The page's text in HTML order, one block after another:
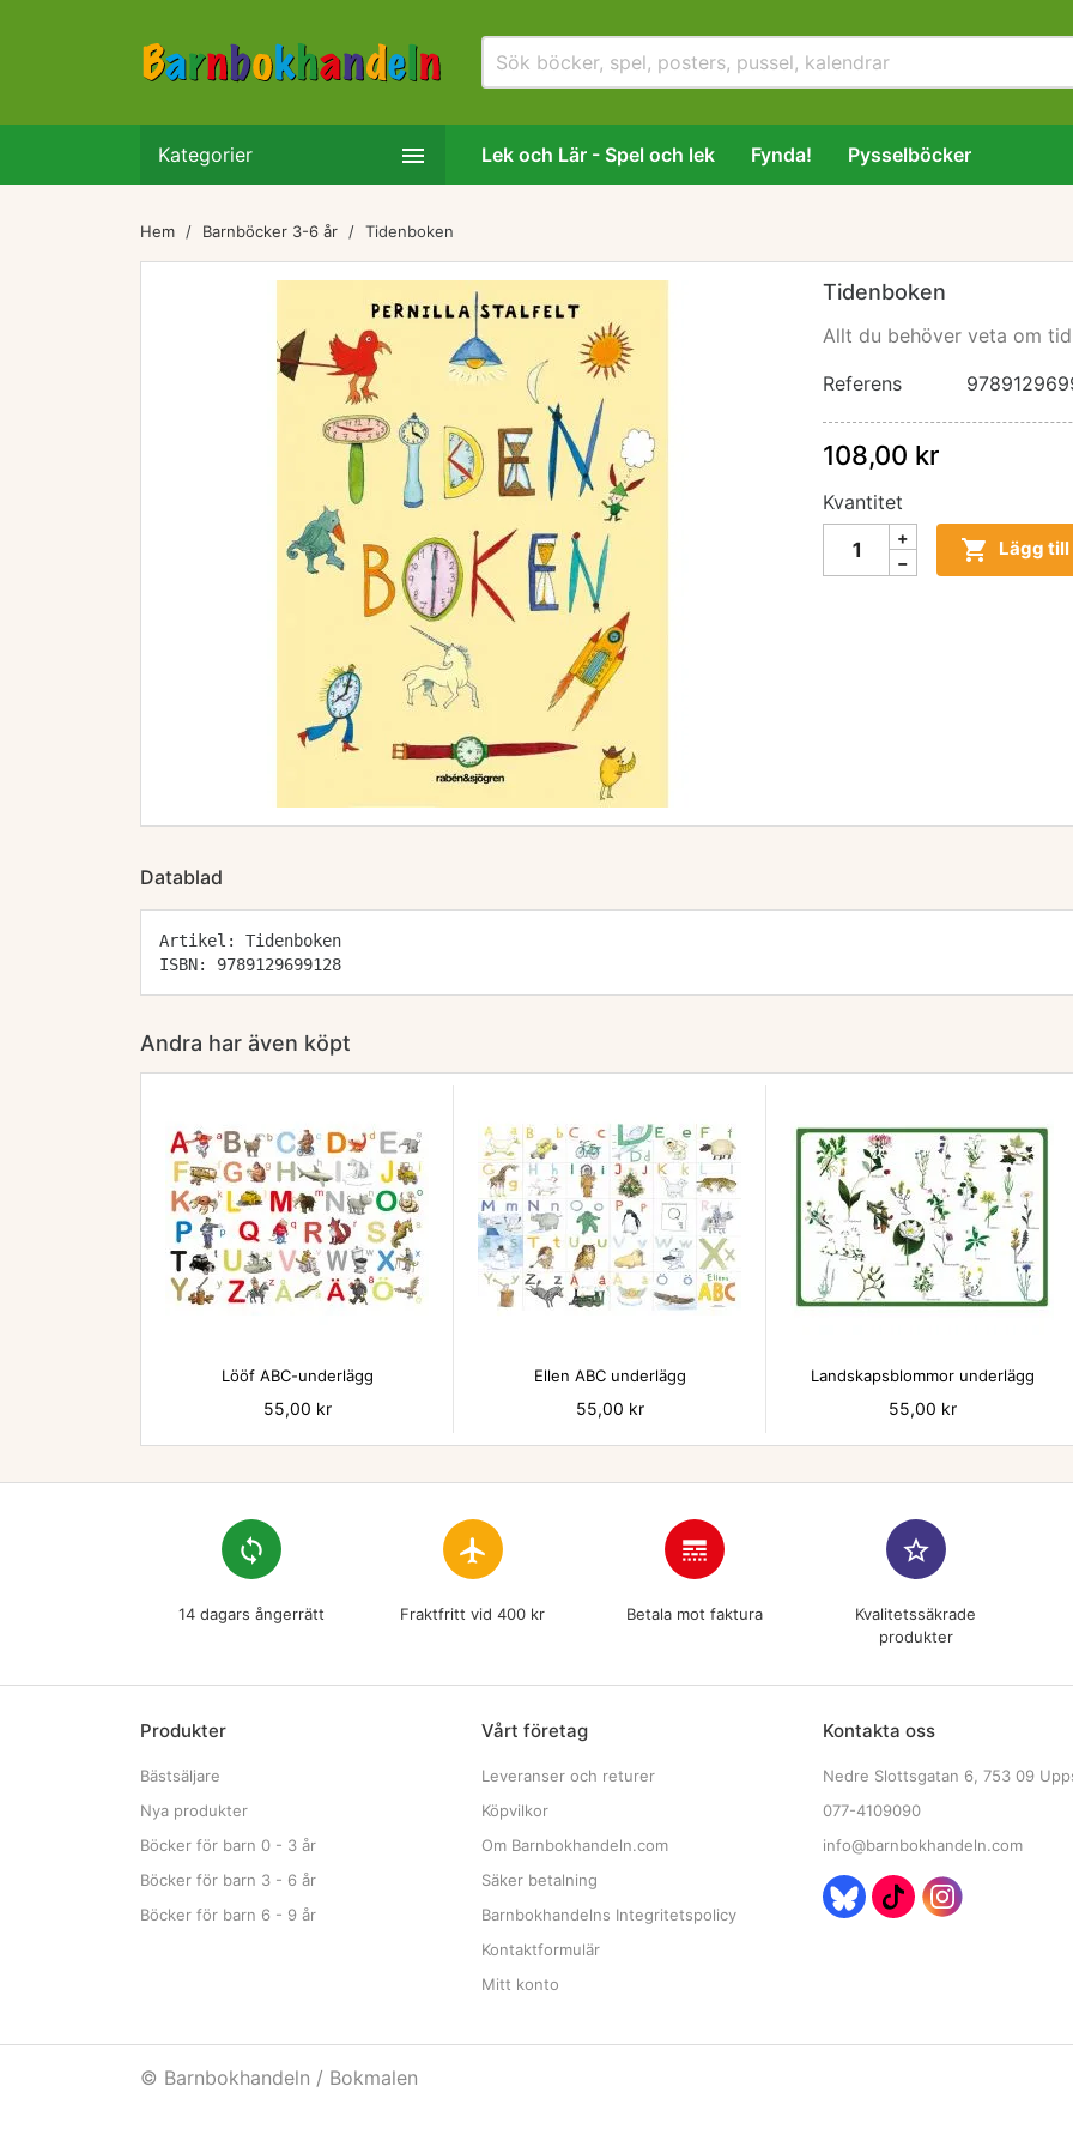
Kategorier  Lek och Lär - Spel och lek Fynda! Pysselböcker
Hem Barnböcker 3-6 år Tidenboken
Tidenboken
Allt du behöver veta om
Referens
108,00 kr
Kvantitet
 Lägg
Datablad
Artikel: Tidenboken
ISBN: 9789129699128
Andra har även köpt

Lööf ABC-underlägg
Pris
55,00 kr

Ellen ABC underlägg
Pris
55,00 kr
Landskapsblommor underlägg
Pris
55,00 kr
loop
14 dagars ångerrätt
flight
Fraktfritt vid 400 kr
line_style
Betala mot faktura
star_border
Kvalitetssäkrade
produkter
Produkter
Bästsäljare
Nya produkter
Böcker för barn 0 - 3 år
Böcker för barn 3 - 6 år
Böcker för barn 6 - 9 år
Vårt företag
Leveranser och returer
Köpvilkor
Om Barnbokhandeln.com
Säker betalning
Barnbokhandelns Integritetspolicy
Kontaktformulär
Mitt konto
Kontakta oss
Nedre Slottsgatan 6, 753 09
077-4109090
info@barnbokhandeln.com
© Barnbokhandeln / Bokmalen